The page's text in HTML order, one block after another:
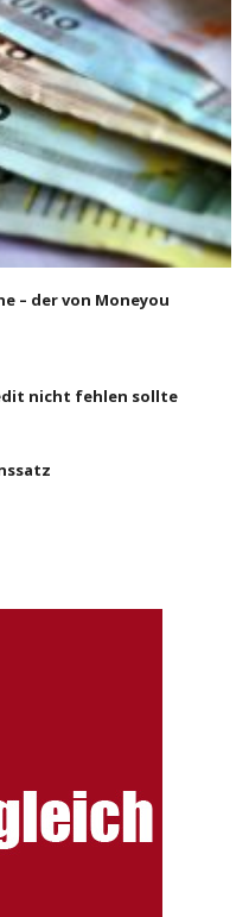
– der von Moneyou
nicht fehlen sollte